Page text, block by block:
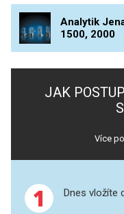
VZORKOVNICE
LISOVÁNÍ
UV-VIS FLUO
DETEKTORY
Analytik
1500, 2000
JAK
Více
1 Dnes vložíte